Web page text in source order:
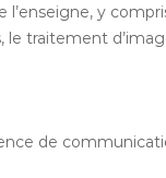
l’enseigne, y
le traitement
de